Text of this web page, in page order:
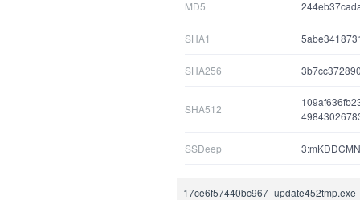
MD5
SHA1
SHA256
SHA512
SSDeep
17ce6f57440bc967_update452tmp.exe